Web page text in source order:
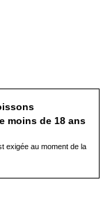
moins de 18 ans
exigée au moment de la